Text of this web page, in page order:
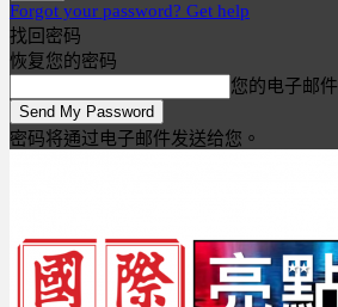
Forgot your password? Get help
找回密码
恢复您的密码
您的电子邮件
密码将通过电子邮件发送给您。